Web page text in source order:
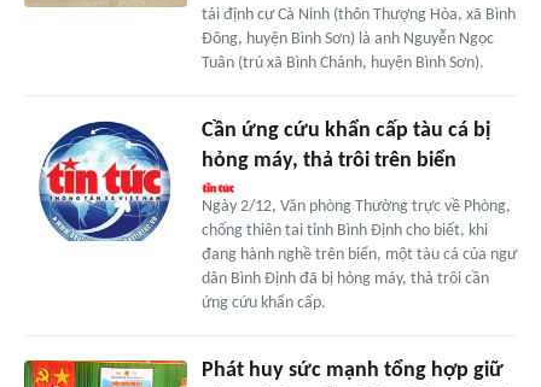
tái định cư Cà Ninh (thôn Thượng Hòa, xã Bình
Đông, huyện Bình Sơn) là anh Nguyễn Ngọc
Tuân (trú xã Bình Chánh, huyện Bình Sơn).
Cần ứng cứu khẩn cấp tàu cá bị
hỏng máy, thả trôi trên biển
Ngày 2/12, Văn phòng Thường trực về Phòng,
chống thiên tai tỉnh Bình Định cho biết, khi
đang hành nghề trên biển, một tàu cá của ngư
dân Bình Định đã bị hỏng máy, thả trôi cần
ứng cứu khẩn cấp.
Phát huy sức mạnh tổng hợp giữ